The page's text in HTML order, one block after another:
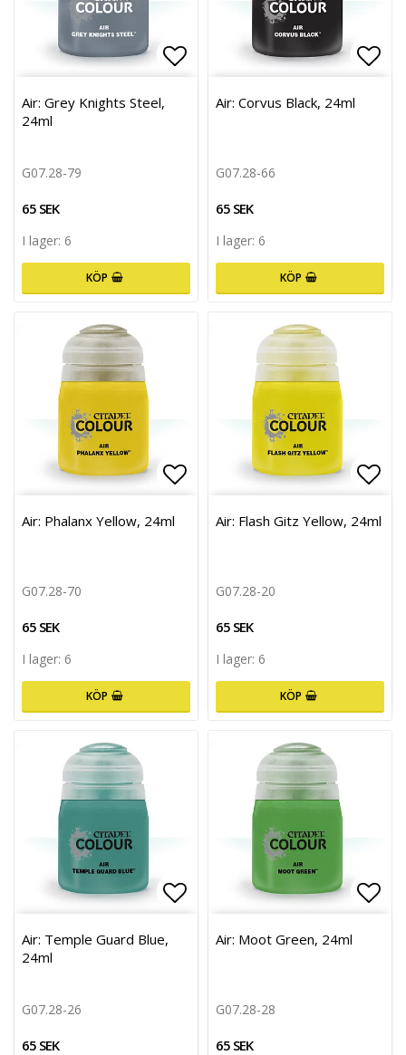
Lägg till i favoritlistan
Air: Grey Knights Steel,
24ml
G07.28-79
65 SEK
I lager: 6
KÖP
Air: Corvus Black, 24ml
G07.28-66
65 SEK
I lager: 6
KÖP
Lägg till i favoritlistan
Air: Phalanx Yellow, 24ml
G07.28-70
65 SEK
I lager: 6
KÖP
Air: Flash Gitz Yellow, 24ml
G07.28-20
65 SEK
I lager: 6
KÖP
Lägg till i favoritlistan
Air: Temple Guard Blue,
24ml
G07.28-26
65 SEK
Air: Moot Green, 24ml
G07.28-28
65 SEK